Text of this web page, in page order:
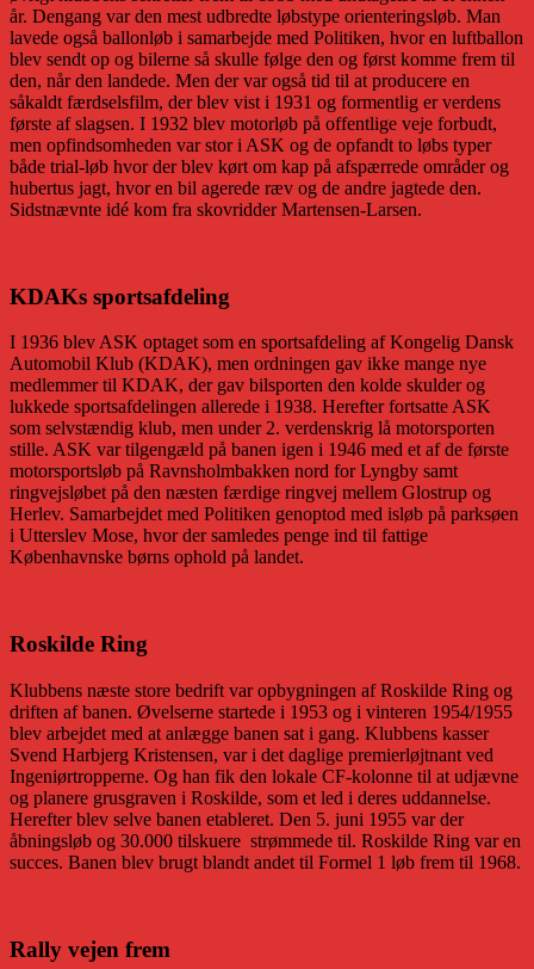
år. Dengang var den mest udbredte løbstype orienteringsløb. Man
lavede også ballonløb i samarbejde med Politiken, hvor en luftballon
blev sendt op og bilerne så skulle følge den og først komme frem til
den, når den landede. Men der var også tid til at producere en
såkaldt færdselsfilm, der blev vist i 1931 og formentlig er verdens
første af slagsen. I 1932 blev motorløb på offentlige veje forbudt,
men opfindsomheden var stor i ASK og de opfandt to løbs typer
både trial-løb hvor der blev kørt om kap på afspærrede områder og
hubertus jagt, hvor en bil agerede ræv og de andre jagtede den.
Sidstnævnte idé kom fra skovridder Martensen-Larsen.
KDAKs sportsafdeling
I 1936 blev ASK optaget som en sportsafdeling af Kongelig Dansk
Automobil Klub (KDAK), men ordningen gav ikke mange nye
medlemmer til KDAK, der gav bilsporten den kolde skulder og
lukkede sportsafdelingen allerede i 1938. Herefter fortsatte ASK
som selvstændig klub, men under 2. verdenskrig lå motorsporten
stille. ASK var tilgengæld på banen igen i 1946 med et af de første
motorsportsløb på Ravnsholmbakken nord for Lyngby samt
ringvejsløbet på den næsten færdige ringvej mellem Glostrup og
Herlev. Samarbejdet med Politiken genoptod med isløb på parksøen
i Utterslev Mose, hvor der samledes penge ind til fattige
Københavnske børns ophold på landet.
Roskilde Ring
Klubbens næste store bedrift var opbygningen af Roskilde Ring og
driften af banen. Øvelserne startede i 1953 og i vinteren 1954/1955
blev arbejdet med at anlægge banen sat i gang. Klubbens kasser
Svend Harbjerg Kristensen, var i det daglige premierløjtnant ved
Ingeniørtropperne. Og han fik den lokale CF-kolonne til at udjævne
og planere grusgraven i Roskilde, som et led i deres uddannelse.
Herefter blev selve banen etableret. Den 5. juni 1955 var der
åbningsløb og 30.000 tilskuere strømmede til. Roskilde Ring var en
succes. Banen blev brugt blandt andet til Formel 1 løb frem til 1968.
Rally vejen frem